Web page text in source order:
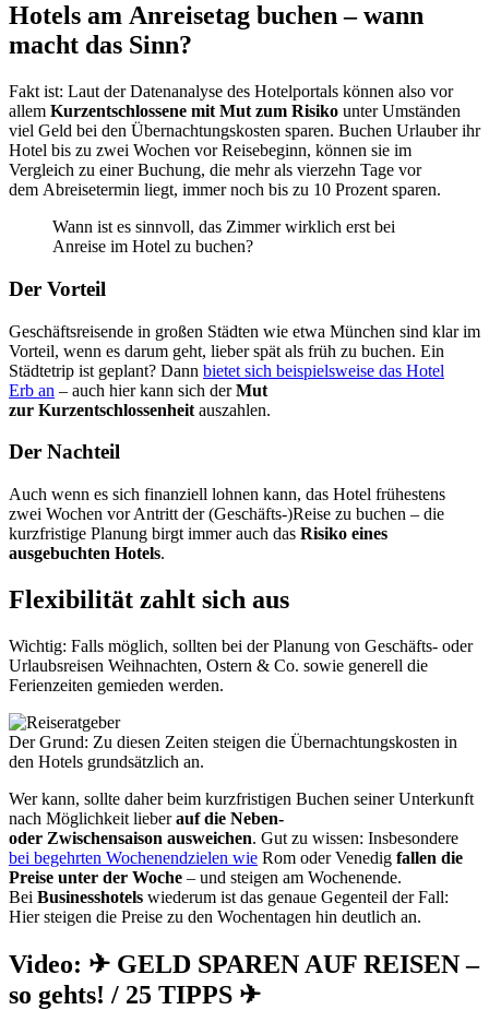
Hotels am Anreisetag buchen – wann
macht das Sinn?
Fakt ist: Laut derDatenanalyse des Hotelportals können also vor
allem Kurzentschlossene mit Mut zum Risiko unter Umständen
viel Geld bei den Übernachtungskosten sparen. Buchen Urlauber ihr
Hotel bis zu zwei Wochen vor Reisebeginn, können sie im
Vergleich zu einer Buchung, die mehr als vierzehn Tage vor
dem Abreisetermin liegt, immer noch bis zu 10 Prozent sparen.
Wann ist es sinnvoll, das Zimmer wirklich erst bei
Anreise im Hotel zu buchen?
Der Vorteil
Geschäftsreisende in großen Städten wie etwa München sind klar im
Vorteil, wenn es darum geht, lieber spät als früh zu buchen. Ein
Städtetrip ist geplant? Dann bietet sich beispielsweise das Hotel
Erb an – auch hier kann sich derMut
zur Kurzentschlossenheit auszahlen.
Der Nachteil
Auch wenn es sich finanziell lohnen kann, das Hotel frühestens
zwei Wochen vor Antritt der (Geschäfts-)Reise zu buchen – die
kurzfristige Planung birgt immer auch das Risiko eines
ausgebuchten Hotels.
Flexibilität zahlt sich aus
Wichtig: Falls möglich, sollten bei der Planung von Geschäfts- oder
Urlaubsreisen Weihnachten, Ostern & Co. sowie generell die
Ferienzeiten gemieden werden.
Der Grund: Zu diesen Zeiten steigen die Übernachtungskosten in
den Hotels grundsätzlich an.
Wer kann, sollte daher beim kurzfristigen Buchen seiner Unterkunft
nach Möglichkeit lieberauf die Neben-
oder Zwischensaison ausweichen. Gut zu wissen: Insbesondere
bei begehrten Wochenendzielen wie Rom oder Venedig fallen die
Preise unter der Woche – und steigen am Wochenende.
Bei Businesshotels wiederum ist das genaue Gegenteil der Fall:
Hier steigen die Preise zu den Wochentagen hin deutlich an.
Video: ✈ GELD SPAREN AUF REISEN –
so gehts! / 25 TIPPS ✈